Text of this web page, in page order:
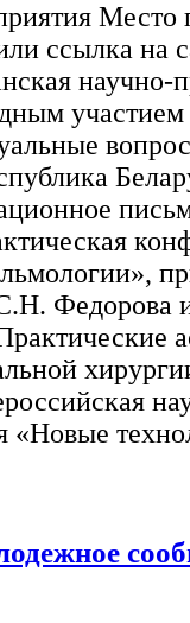
Место
ссылка на
научно-
Федорова
«Новые